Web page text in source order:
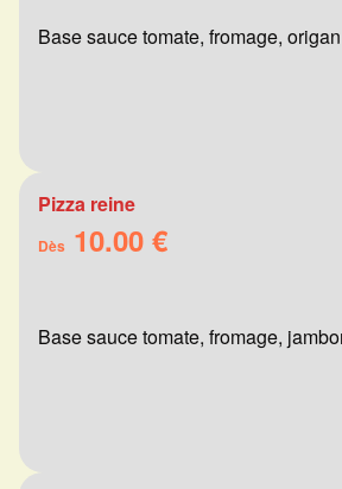
Base sauce tomate, fromage, origan
Pizza reine
Dès 10.00 €
Base sauce tomate, fromage,